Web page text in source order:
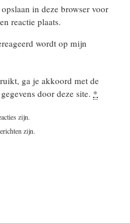
in deze browser voor
reactie plaats.
wordt op mijn
ga je akkoord met de
door deze site. *
zijn.
zijn.